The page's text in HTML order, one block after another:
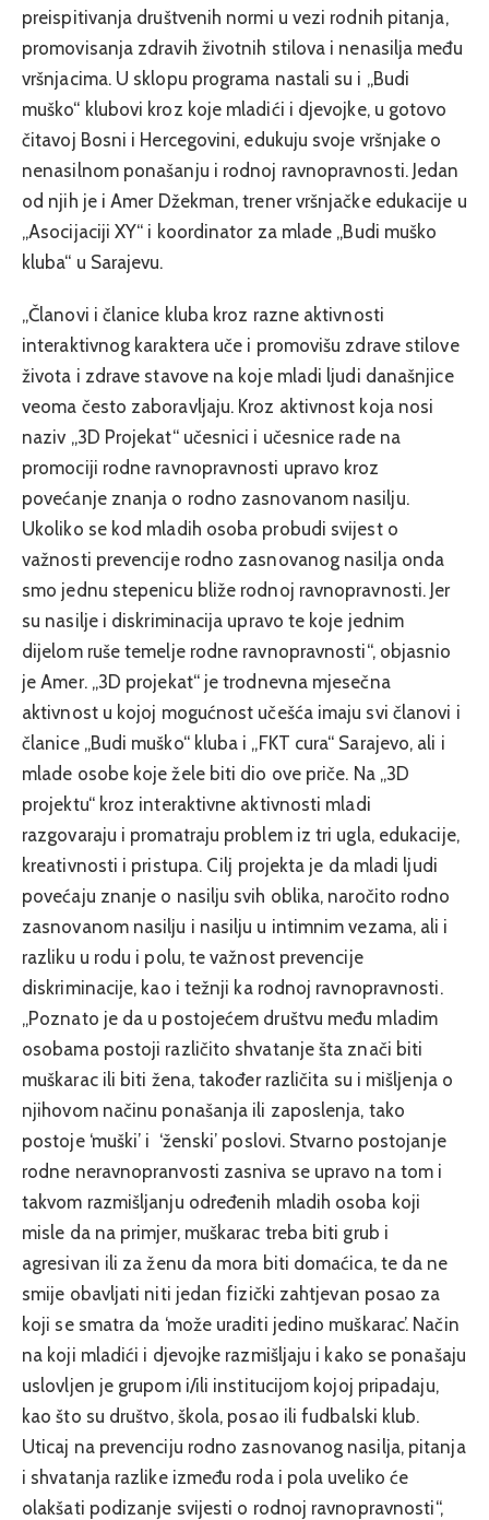
preispitivanja društvenih normi u vezi rodnih pitanja,
promovisanja zdravih životnih stilova i nenasilja među
vršnjacima. U sklopu programa nastali su i „Budi
muško“ klubovi kroz koje mladići i djevojke, u gotovo
čitavoj Bosni i Hercegovini, edukuju svoje vršnjake o
nenasilnom ponašanju i rodnoj ravnopravnosti. Jedan
od njih je i Amer Džekman, trener vršnjačke edukacije u
„Asocijaciji XY“ i koordinator za mlade „Budi muško
kluba“ u Sarajevu.
„Članovi i članice kluba kroz razne aktivnosti
interaktivnog karaktera uče i promovišu zdrave stilove
života i zdrave stavove na koje mladi ljudi današnjice
veoma često zaboravljaju. Kroz aktivnost koja nosi
naziv „3D Projekat“ učesnici i učesnice rade na
promociji rodne ravnopravnosti upravo kroz
povećanje znanja o rodno zasnovanom nasilju.
Ukoliko se kod mladih osoba probudi svijest o
važnosti prevencije rodno zasnovanog nasilja onda
smo jednu stepenicu bliže rodnoj ravnopravnosti. Jer
su nasilje i diskriminacija upravo te koje jednim
dijelom ruše temelje rodne ravnopravnosti“, objasnio
je Amer. „3D projekat“ je trodnevna mjesečna
aktivnost u kojoj mogućnost učešća imaju svi članovi i
članice „Budi muško“ kluba i „FKT cura“ Sarajevo, ali i
mlade osobe koje žele biti dio ove priče. Na „3D
projektu“ kroz interaktivne aktivnosti mladi
razgovaraju i promatraju problem iz tri ugla, edukacije,
kreativnosti i pristupa. Cilj projekta je da mladi ljudi
povećaju znanje o nasilju svih oblika, naročito rodno
zasnovanom nasilju i nasilju u intimnim vezama, ali i
razliku u rodu i polu, te važnost prevencije
diskriminacije, kao i težnji ka rodnoj ravnopravnosti.
„Poznato je da u postojećem društvu među mladim
osobama postoji različito shvatanje šta znači biti
muškarac ili biti žena, također različita su i mišljenja o
njihovom načinu ponašanja ili zaposlenja, tako
postoje ‘muški’ i ‘ženski’ poslovi. Stvarno postojanje
rodne neravnopranvosti zasniva se upravo na tom i
takvom razmišljanju određenih mladih osoba koji
misle da na primjer, muškarac treba biti grub i
agresivan ili za ženu da mora biti domaćica, te da ne
smije obavljati niti jedan fizički zahtjevan posao za
koji se smatra da ‘može uraditi jedino muškarac’. Način
na koji mladići i djevojke razmišljaju i kako se ponašaju
uslovljen je grupom i/ili institucijom kojoj pripadaju,
kao što su društvo, škola, posao ili fudbalski klub.
Uticaj na prevenciju rodno zasnovanog nasilja, pitanja
i shvatanja razlike između roda i pola uveliko će
olakšati podizanje svijesti o rodnoj ravnopravnosti“,